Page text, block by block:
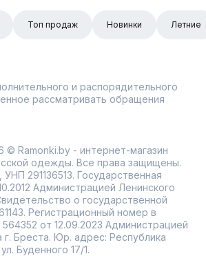
Топ продаж Новинки Летние
и распорядительного
рассматривать обращения
© Ramonki.by - интернет-магазин
одежды. Все права защищены.
291136513. Государственная
Администрацией Ленинского
о государственной
Регистрационный номер в
от 12.09.2023 Администрацией
г. Бреста. Юр. адрес: Республика
Буденного 17/1.